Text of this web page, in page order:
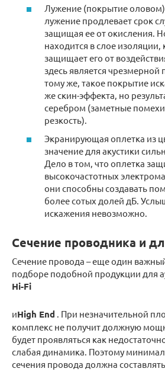
Лужение (покрытие
лужение продлевает срок
защищая ее от окисления.
находится в слое изоляции,
защищает его от
здесь является чрезмерной
тому же, такое покрытие
же скин-эффекта, но
серебром (заметные
резкость).
Экранирующая оплетка из
значение для акустики
Дело в том, что оплетка
высокочастотных
они способны создавать
более сотых долей дБ.
искажения невозможно.
Сечение проводника и
Сечение провода – еще один
подборе подобной продукции для
Hi-Fi
иHigh End . При незначительной
комплекс не получит должную
будет проявляться как
слабая динамика. Поэтому
сечения провода должна